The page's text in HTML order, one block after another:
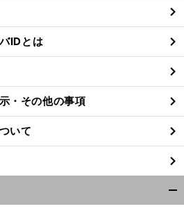
閉
る
IDとは
・その他の事項
いて